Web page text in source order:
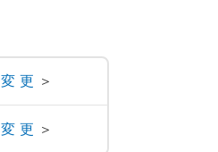
変更 ＞
変更 ＞